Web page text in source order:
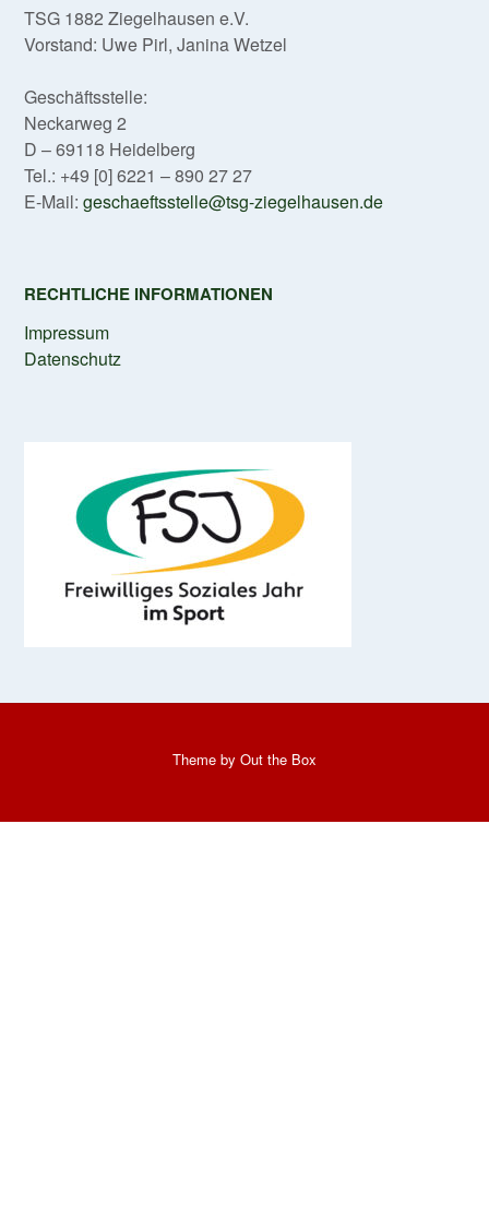
TSG 1882 Ziegelhausen e.V.
Vorstand: Uwe Pirl, Janina Wetzel
Geschäftsstelle:
Neckarweg 2
D – 69118 Heidelberg
Tel.: +49 [0] 6221 – 890 27 27
E-Mail: geschaeftsstelle@tsg-ziegelhausen.de
RECHTLICHE INFORMATIONEN
Impressum
Datenschutz
Theme by Out the Box